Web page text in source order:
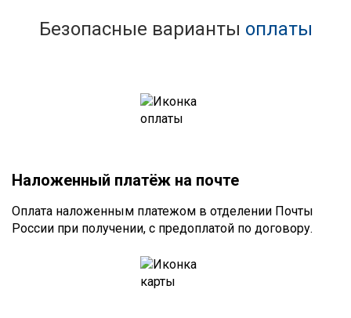
Безопасные варианты оплаты
Наложенный платёж на почте
Оплата наложенным платежом в отделении Почты
России при получении, с предоплатой по договору.